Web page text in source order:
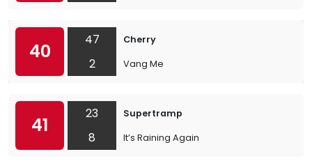
40
47
2
Cherry
Vang Me
41
23
8
Supertramp
It’s Raining Again